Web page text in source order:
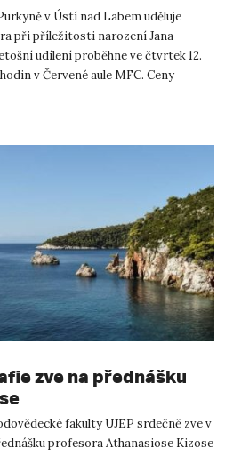
v Ústí nad Labem uděluje
při příležitosti narození Jana
udílení proběhne ve čtvrtek 12.
v Červené aule MFC. Ceny
zve na přednášku
fakulty UJEP srdečně zve v
profesora Athanasiose Kizose